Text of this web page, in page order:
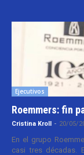
Ejecutivos
Roemmers: fin
Cristina Kroll - 20/05/
En el grupo
casi tres décadas.